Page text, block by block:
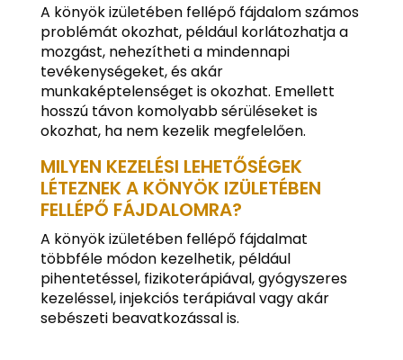
A könyök izületében fellépő fájdalom számos
problémát okozhat, például korlátozhatja a
mozgást, nehezítheti a mindennapi
tevékenységeket, és akár
munkaképtelenséget is okozhat. Emellett
hosszú távon komolyabb sérüléseket is
okozhat, ha nem kezelik megfelelően.
MILYEN KEZELÉSI LEHETŐSÉGEK
LÉTEZNEK A KÖNYÖK IZÜLETÉBEN
FELLÉPŐ FÁJDALOMRA?
A könyök izületében fellépő fájdalmat
többféle módon kezelhetik, például
pihentetéssel, fizikoterápiával, gyógyszeres
kezeléssel, injekciós terápiával vagy akár
sebészeti beavatkozással is.